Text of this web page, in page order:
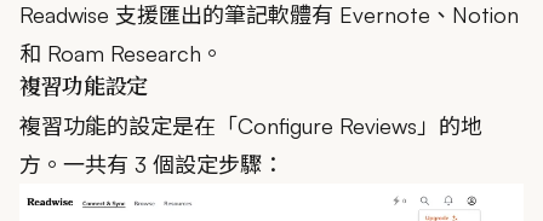
Readwise 支援匯出的筆記軟體有 Evernote、Notion
和 Roam Research。
複習功能設定
複習功能的設定是在「Configure Reviews」的地
方。一共有 3 個設定步驟：